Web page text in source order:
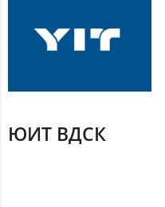
ЮИТ ВДСК